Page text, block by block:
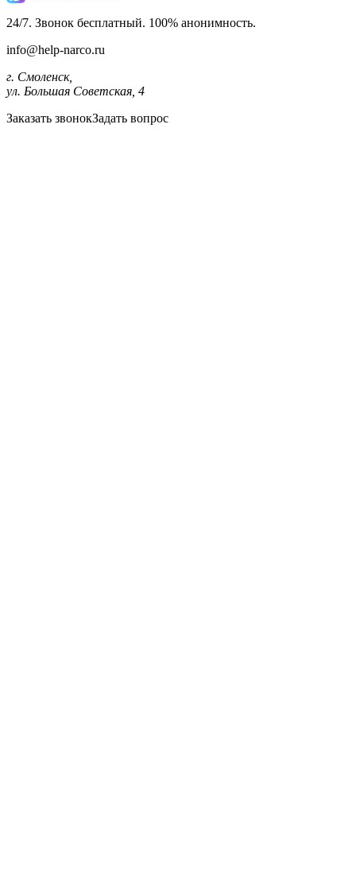
24/7. Звонок бесплатный. 100% анонимность.
info@help-narco.ru
г. Смоленск,
ул. Большая Советская, 4
Заказать звонокЗадать вопрос